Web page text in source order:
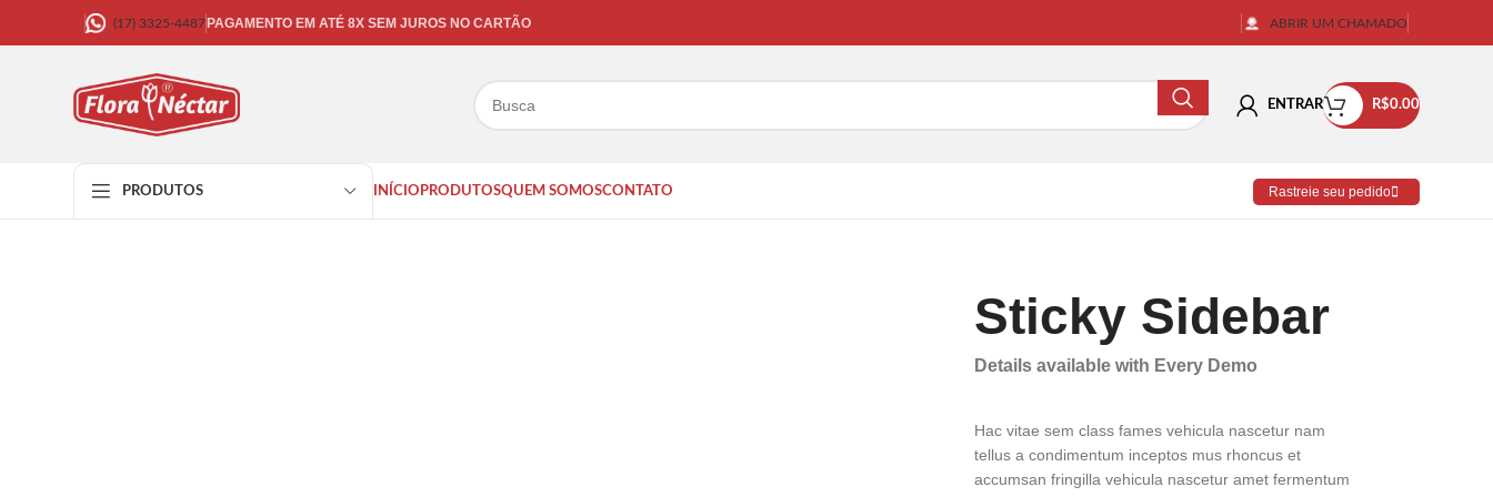
(17) 3325-4487PAGAMENTO EM ATÉ 8X SEM JUROS NO CARTÃO ABRIR UM CHAMADO
ENTRAR R$0.00
PRODUTOS INÍCIO PRODUTOSQUEM SOMOSCONTATO Rastreie seu pedido
Sticky Sidebar
Details available with Every Demo
Hac vitae sem class fames vehicula nascetur nam
tellus a condimentum inceptos mus rhoncus et
accumsan fringilla vehicula nascetur amet fermentum